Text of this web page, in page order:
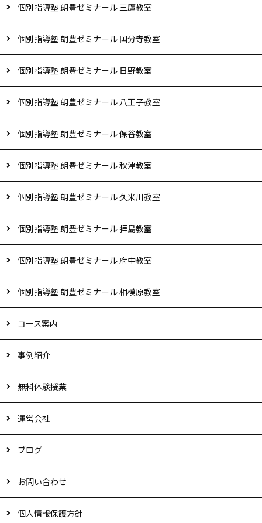
個別指導塾 朗豊ゼミナール 三鷹教室
個別指導塾 朗豊ゼミナール 国分寺教室
個別指導塾 朗豊ゼミナール 日野教室
個別指導塾 朗豊ゼミナール 八王子教室
個別指導塾 朗豊ゼミナール 保谷教室
個別指導塾 朗豊ゼミナール 秋津教室
個別指導塾 朗豊ゼミナール 久米川教室
個別指導塾 朗豊ゼミナール 拝島教室
個別指導塾 朗豊ゼミナール 府中教室
個別指導塾 朗豊ゼミナール 相模原教室
コース案内
事例紹介
無料体験授業
運営会社
ブログ
お問い合わせ
個人情報保護方針